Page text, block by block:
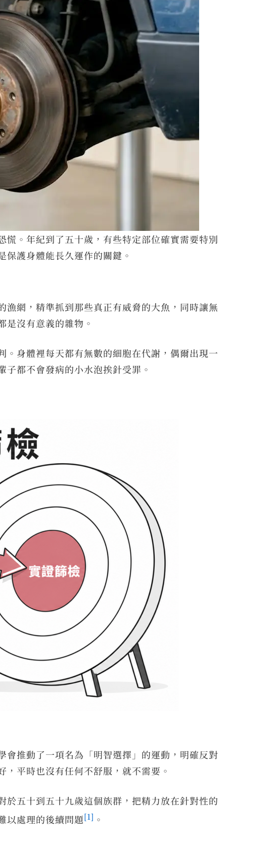
。年紀到了五十歲，有些特定部位確實需要特別
護身體能長久運作的關鍵。
網，精準抓到那些真正有威脅的大魚，同時讓無
沒有意義的雜物。
身體裡每天都有無數的細胞在代謝，偶爾出現一
都不會發病的小水泡挨針受罪。
推動了一項名為「明智選擇」的運動，明確反對
平時也沒有任何不舒服，就不需要。
五十到五十九歲這個族群，把精力放在針對性的
以處理的後續問題[1] 。